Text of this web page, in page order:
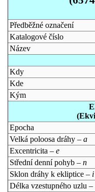
Předběžné označení
Katalogové číslo
Název
Kdy
Kde
Kým
Epocha
Velká poloosa dráhy – a
Excentricita – e
Střední denní pohyb – n
Sklon dráhy k ekliptice – i
Délka vzestupného uzlu –